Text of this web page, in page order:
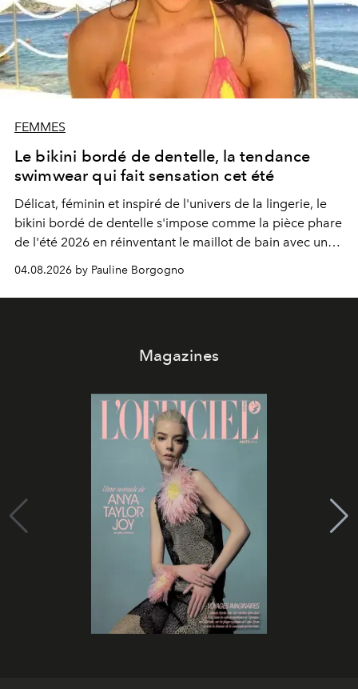
FEMMES
Le bikini bordé de dentelle, la tendance
swimwear qui fait sensation cet été
Délicat, féminin et inspiré de l'univers de la lingerie, le
bikini bordé de dentelle s'impose comme la pièce phare
de l'été 2026 en réinventant le maillot de bain avec une
04.08.2026 by Pauline Borgogno
Magazines